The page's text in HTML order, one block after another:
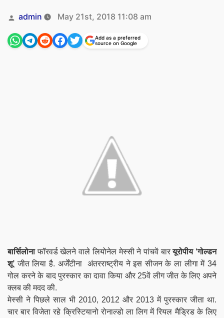
Posted
by
admin May 21st, 2018 11:08 am
Add as a preferred
source on Google
बार्सिलोनाफॉरवर्ड खेलने वाले लियोनेल मेस्सी ने पांचवें बारयूरोपीय ‘गोल्डन
शू’ जीत लिया है. अर्जेंटीना अंतरराष्ट्रीय ने इस सीजन के ला लीगा में 34
गोल करने के बाद पुरस्कार का दावा किया और 25वें लीग जीत के लिए अपने
क्लब की मदद की.
मेस्सी ने पिछले साल भी 2010, 2012 और 2013 में पुरस्कार जीता था.
चार बार विजेता रहे क्रिस्टियानो रोनाल्डो ला लिग में रियल मैड्रिड के लिए